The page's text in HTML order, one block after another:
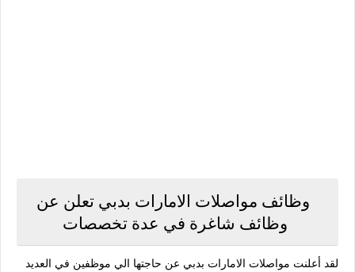
وظائف مواصلات الامارات بدبي تعلن عن
وظائف شاغرة في عدة تخصصات
لقد أعلنت مواصلات الامارات بدبي عن حاجتها الي موظفين في العديد